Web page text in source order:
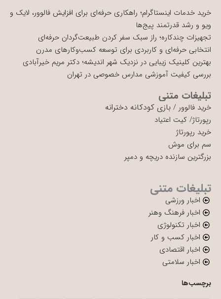
خرید خدمات اینستاگرام؛ راهکاری حرفه‌ای برای افزایش فالوور، لایک و
ویو و رشد قدرتمند پیج‌ها
تجهیزات چندکاره؛ راز سبک سفر کردن طبیعت‌گردان حرفه‌ای
انتخابی حرفه‌ای و کاربردی برای توسعه کسب‌وکارهای مدرن
بهترین کلینیک زیبایی در نزدیک شهر اندیشه؛ دکتر مریم خیرآبادی
بررسی کیفیت آموزشی مدارس خصوصی در تهران
تبلیغات متنی
خرید فالوور / بازی کودکانه دخترانه
رپورتاژ/ کیت اعتیاد
خرید رپورتاژ
سم برای موش
بزرگترین سازنده دریچه و دمپر
تبلیغات متنی
اخبار ورزشی
اخبار فرهنگ وهنر
اخبار تکنولوژی
اخبار کسب و کار
اخبار اقتصادی
اخبار سلامتی
برچسب‌ها